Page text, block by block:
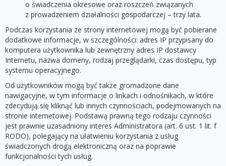
o świadczenia okresowe oraz roszczeń związanych
z prowadzeniem działalności gospodarczej – trzy lata.
Podczas korzystania ze strony internetowej mogą być pobierane
dodatkowe informacje, w szczególności: adres IP przypisany do
komputera użytkownika lub zewnętrzny adres IP dostawcy
Internetu, nazwa domeny, rodzaj przeglądarki, czas dostępu, typ
systemu operacyjnego.
Od użytkowników mogą być także gromadzone dane
nawigacyjne, w tym informacje o linkach i odnośnikach, w które
zdecydują się kliknąć lub innych czynnościach, podejmowanych na
stronie internetowej. Podstawą prawną tego rodzaju czynności
jest prawnie uzasadniony interes Administratora (art. 6 ust. 1 lit. f
RODO), polegający na ułatwieniu korzystania z usług
świadczonych drogą elektroniczną oraz na poprawie
funkcjonalności tych usług.